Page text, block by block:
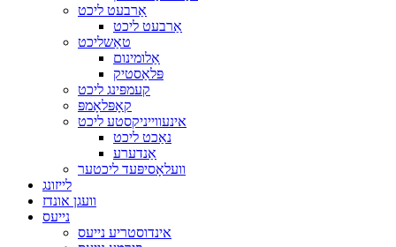
אַרבעט ליכט
אַרבעט ליכט
טאַשליכט
אַלומינום
פּלאַסטיק
קעמפּינג ליכט
קאָפּלאָמפּ
אינעווייניקסטע ליכט
נאַכט ליכט
אַנדערע
וועלאָסיפּעד ליכטער
לייזונג
וועגן אונדז
נייעס
אינדוסטריע נייעס